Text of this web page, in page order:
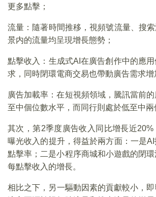
更多點擊；
流量：隨著時間推移，視頻號流量、搜
景内的流量均呈現增長態勢；
點擊收入：生成式AI在廣告創作中的應
求，同時閉環電商交易也帶動廣告需求增
廣告加載率：在短視頻領域，騰訊當前
至中個位數水平，而同行則處於低至中兩
其次，第2季度廣告收入同比增長近
曝光收入的提升，得益於兩方面：一是
點擊率；二是小程序商城和小遊戲的閉
每點擊收入的增長。
相比之下，另一驅動因素的貢獻較小，